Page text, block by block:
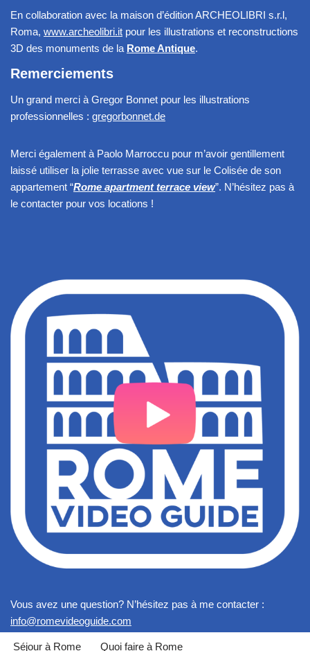
En collaboration avec la maison d’édition ARCHEOLIBRI s.r.l,
Roma, www.archeolibri.it pour les illustrations et reconstructions
3D des monuments de la Rome Antique.
Remerciements
Un grand merci à Gregor Bonnet pour les illustrations
professionnelles : gregorbonnet.de
Merci également à Paolo Marroccu pour m’avoir gentillement
laissé utiliser la jolie terrasse avec vue sur le Colisée de son
appartement “Rome apartment terrace view”. N’hésitez pas à
le contacter pour vos locations !
Vous avez une question? N’hésitez pas à me contacter :
info@romevideoguide.com
Séjour à Rome Quoi faire à Rome